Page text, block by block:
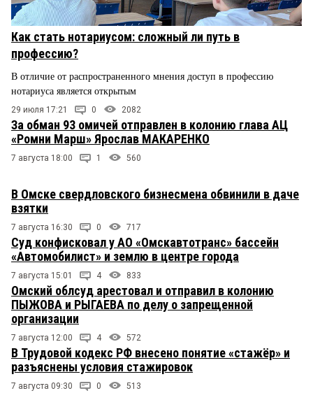
Как стать нотариусом: сложный ли путь в
профессию?
В отличие от распространенного мнения доступ в профессию
нотариуса является открытым
29 июля 17:21 0 2082
За обман 93 омичей отправлен в колонию глава АЦ
«Ромни Марш» Ярослав МАКАРЕНКО
7 августа 18:00 1 560
В Омске свердловского бизнесмена обвинили в даче
взятки
7 августа 16:30 0 717
Суд конфисковал у АО «Омскавтотранс» бассейн
«Автомобилист» и землю в центре города
7 августа 15:01 4 833
Омский облсуд арестовал и отправил в колонию
ПЫЖОВА и РЫГАЕВА по делу о запрещенной
организации
7 августа 12:00 4 572
В Трудовой кодекс РФ внесено понятие «стажёр» и
разъяснены условия стажировок
7 августа 09:30 0 513